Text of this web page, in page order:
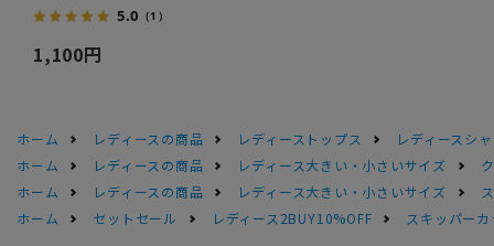
5.0 （1）
1,100円
ホーム レディースの商品 レディーストップス
レディースシ
ホーム
レディースの商品 レディース大きい・小さいサイズ
ホーム
レディースの商品 レディース大きい・小さいサイズ
ホーム
セットセール レディース2BUY10%OFF スキッパー